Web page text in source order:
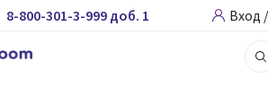
8-800-301-3-999 доб. 1 Вход